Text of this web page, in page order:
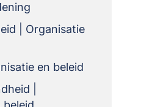
| Organisatie
en beleid
|